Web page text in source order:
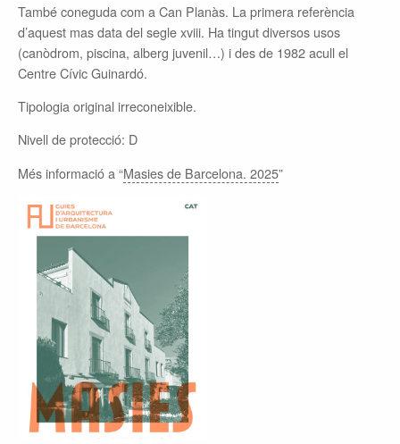
També coneguda com a Can Planàs. La primera referència
d’aquest mas data del seglexviii. Ha tingut diversos usos
(canòdrom, piscina, alberg juvenil…) i des de 1982 acull el
Centre Cívic Guinardó.
Tipologia original irreconeixible.
Nivell de protecció: D
Més informació a “Masies de Barcelona. 2025”